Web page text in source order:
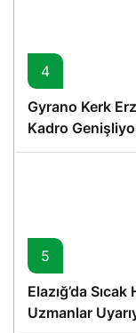
4
Gyrano Kerk
Kadro
5
Elazığ’da
Uzmanlar